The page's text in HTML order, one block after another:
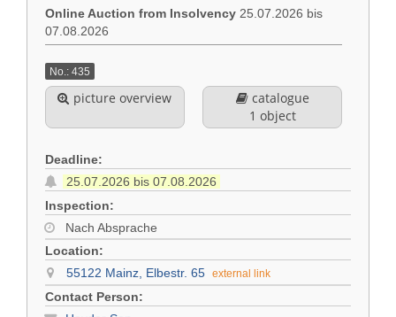
Online Auction from Insolvency 25.07.2026 bis
07.08.2026
No.: 435
picture overview
catalogue
1 object
Deadline:
25.07.2026 bis 07.08.2026
Inspection:
Nach Absprache
Location:
55122 Mainz, Elbestr. 65
external link
Contact Person: